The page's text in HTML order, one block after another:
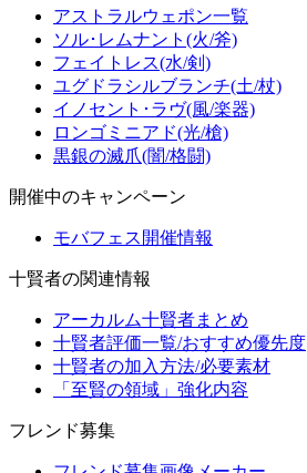
アストラルウェポン一覧
ソル･レムナント(火/斧)
フェイトレス(水/剣)
ユグドラシルブランチ(土/杖)
イノセント･ラヴ(風/楽器)
ロンゴミニアド(光/槍)
黒銀の滅爪(闇/格闘)
開催中のキャンペーン
モバフェス開催情報
十賢者の関連情報
アーカルム十賢者まとめ
十賢者評価一覧/おすすめ優先度
十賢者の加入方法/必要素材
「至賢の領域」強化内容
フレンド募集